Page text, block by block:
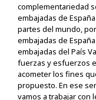
complementariedad
embajadas de
partes del mundo,
embajadas de
embajadas del País
fuerzas y esfuerzos
acometer los fines
propuesto. En ese
vamos a trabajar con